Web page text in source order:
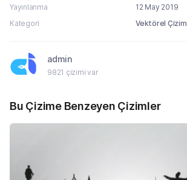
Yayınlanma
12 May 2019
Kategori
Vektörel Çizim
admin
9821 çizimi var
Bu Çizime Benzeyen Çizimler